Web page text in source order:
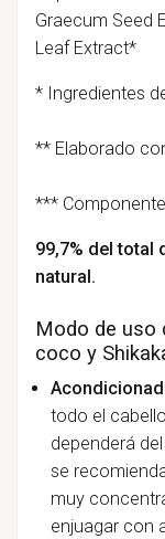
Graecum Seed
Leaf Extract*
* Ingredientes
** Elaborado
***
99,7% del total
natural.
Modo de uso
coco y
todo el
dependerá
se
muy
enjuagar con